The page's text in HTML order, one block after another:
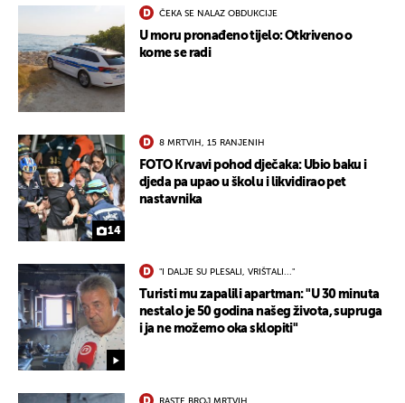
ČEKA SE NALAZ OBDUKCIJE
U moru pronađeno tijelo: Otkriveno o
kome se radi
14
8 MRTVIH, 15 RANJENIH
FOTO Krvavi pohod dječaka: Ubio baku i
djeda pa upao u školu i likvidirao pet
nastavnika
"I DALJE SU PLESALI, VRIŠTALI..."
Turisti mu zapalili apartman: "U 30 minuta
nestalo je 50 godina našeg života, supruga
i ja ne možemo oka sklopiti"